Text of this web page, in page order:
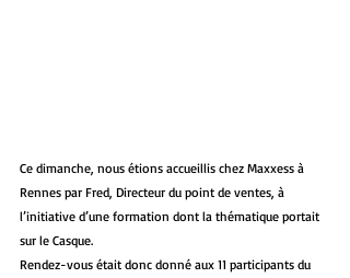
Ce dimanche, nous étions accueillis chez Maxxess à
Rennes par Fred, Directeur du point de ventes, à
l’initiative d’une formation dont la thématique portait
sur le Casque.
Rendez-vous était donc donné aux 11 participants du